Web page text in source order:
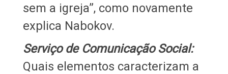
sem a igreja”, como novamente
explica Nabokov.
Serviço de Comunicação Social:
Quais elementos caracterizam a